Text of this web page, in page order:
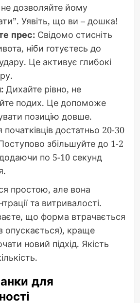
не дозволяйте йому
Уявіть, що ви – дошка!
прес:Свідомо стисніть
ніби готуєтесь до
Це активує глибокі
Дихайте рівно, не
подих. Це допоможе
позицію довше.
достатньо 20-30
збільшуйте до 1-2
по 5-10 секунд
простою, але вона
та витривалості.
що форма втрачається
опускається), краще
новий підхід. Якість
для